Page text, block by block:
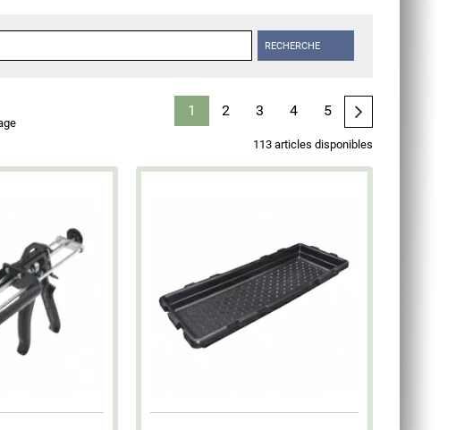
RECHERCHE
1 2 3 4 5
113 articles disponibles